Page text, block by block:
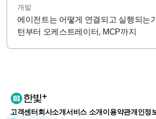
개발
에이전트는 어떻게 연결되고 실행되는
턴부터 오케스트레이터, MCP까지
고객센터 회사소개서비스 소개 이용약관개인정